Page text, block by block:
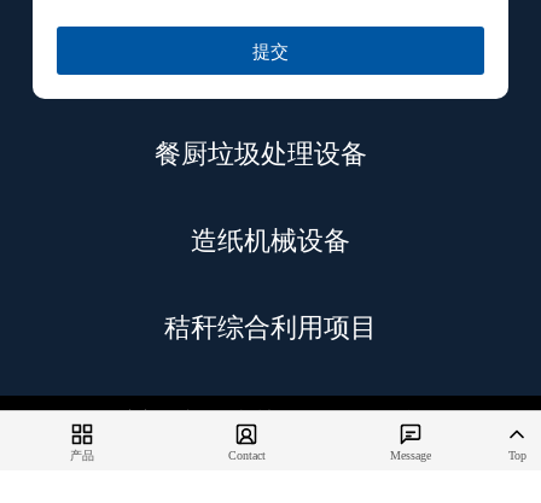
提交
餐厨垃圾处理设备
造纸机械设备
秸秆综合利用项目
© 2026 日东新（青岛）机械有限公司 版权所有
备案号：鲁ICP备2026012561号-1
产品 Contact Message Top